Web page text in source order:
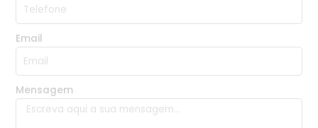
Email
Mensagem